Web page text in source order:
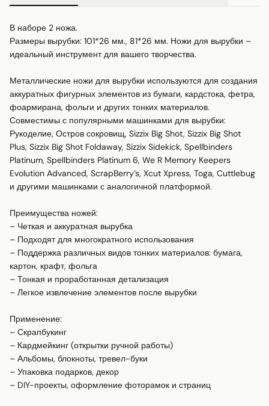
В наборе 2 ножа.
Размеры вырубки: 101*26 мм., 81*26 мм. Ножи для вырубки –
идеальный инструмент для вашего творчества.
Металлические ножи для вырубки используются для создания
аккуратных фигурных элементов из бумаги, кардстока, фетра,
фоармирана, фольги и других тонких материалов.
Совместимы с популярными машинками для вырубки:
Рукоделие, Остров сокровищ, Sizzix Big Shot, Sizzix Big Shot
Plus, Sizzix Big Shot Foldaway, Sizzix Sidekick, Spellbinders
Platinum, Spellbinders Platinum 6, We R Memory Keepers
Evolution Advanced, ScrapBerry’s, Xcut Xpress, Toga, Cuttlebug
и другими машинками с аналогичной платформой.
Преимущества ножей:
– Четкая и аккуратная вырубка
– Подходят для многократного использования
– Поддержка различных видов тонких материалов: бумага,
картон, крафт, фольга
– Тонкая и проработанная детализация
– Легкое извлечение элементов после вырубки
Применение:
– Скрапбукинг
– Кардмейкинг (открытки ручной работы)
– Альбомы, блокноты, тревел-буки
– Упаковка подарков, декор
– DIY-проекты, оформление фоторамок и страниц